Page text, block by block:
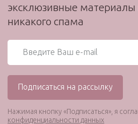
эксклюзивные материалы
никакого спама
Нажимая кнопку «Подписаться», я
конфиденциальности данных